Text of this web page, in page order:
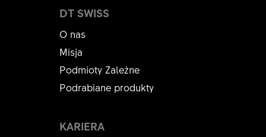
DT SWISS
O nas
Misja
Podmioty Zależne
Podrabiane produkty
KARIERA